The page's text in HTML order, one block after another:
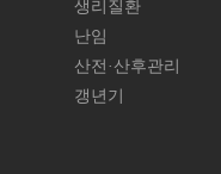
생리질환
난임
산전·산후관리
갱년기